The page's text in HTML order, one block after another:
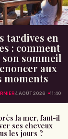
tardives en
: comment
sommeil
aux
moments
4 AOÛT 2026 11:40
la mer, faut-il
ses cheveux
les jours ?